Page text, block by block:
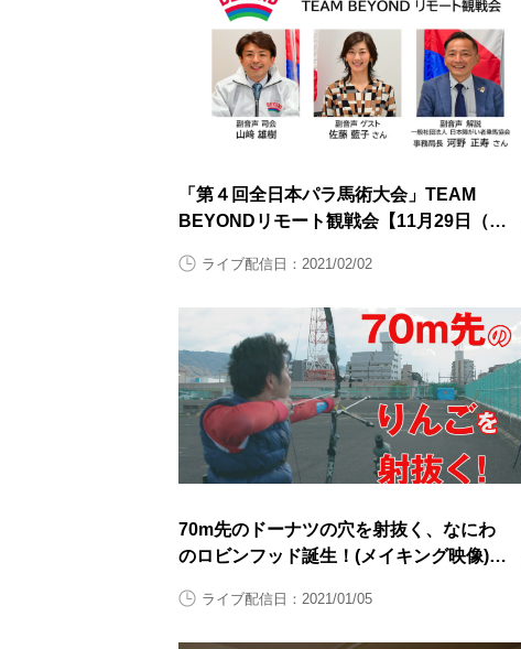
「第４回全日本パラ馬術大会」TEAM
BEYONDリモート観戦会【11月29日（日
ライブ配信日：2021/02/02
70m先のドーナツの穴を射抜く、なにわ
のロビンフッド誕生！(メイキング映像)
ライブ配信日：2021/01/05